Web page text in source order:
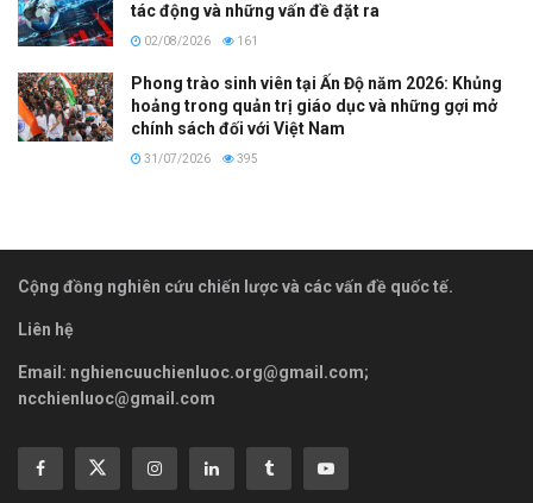
tác động và những vấn đề đặt ra
02/08/2026 161
Phong trào sinh viên tại Ấn Độ năm 2026: Khủng
hoảng trong quản trị giáo dục và những gợi mở
chính sách đối với Việt Nam
31/07/2026 395
Cộng đồng nghiên cứu chiến lược và các vấn đề quốc tế.
Liên hệ
Email: nghiencuuchienluoc.org@gmail.com;
ncchienluoc@gmail.com